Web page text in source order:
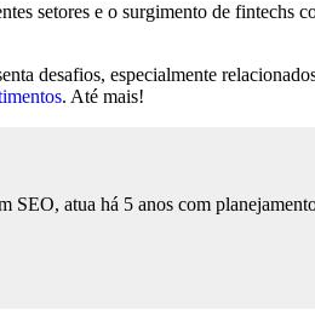
setores e o surgimento de
desafios, especialmente
. Até mais!
atua há 5 anos com